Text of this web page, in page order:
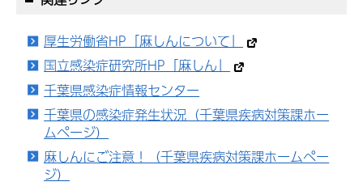
厚生労働省HP「麻しんについて」
国立感染症研究所HP「麻しん」
千葉県感染症情報センター
千葉県の感染症発生状況（千葉県疾病対策課ホー
ムページ）
麻しんにご注意！（千葉県疾病対策課ホームペー
ジ）